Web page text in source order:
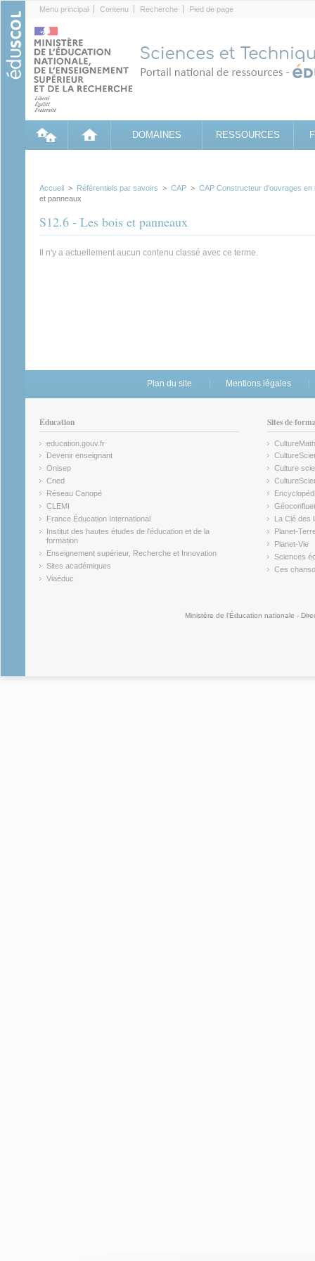
Menu principal Contenu Recherche Pied de page
DOMAINES RESSOURCES
Accueil > Référentiels par savoirs > CAP > CAP Constructeur d'ouvrages en
et panneaux
S12.6 - Les bois et panneaux
Il n'y a actuellement aucun contenu classé avec ce terme.
Plan du site Mentions légales
Éducation
education.gouv.fr
(link is external)
Devenir enseignant
(link is external)
Onisep
(link is external)
Cned
(link is external)
Réseau Canopé
(link is external)
CLEMI
(link is external)
France Éducation International
(link is external)
Institut des hautes études de l'éducation et de la
formation
(link is external)
Enseignement supérieur, Recherche et Innovation
(link is external)
Sites académiques
(link is external)
Viaéduc
Sites de
CultureMath
(link is
(link is
Culture
(link is
(link is
(link is
La Clé des
(link is
Planet-
(link is
Planet-Vie
(link is
Sciences
(link is
Ces
Ministère de l'Éducation nationale -